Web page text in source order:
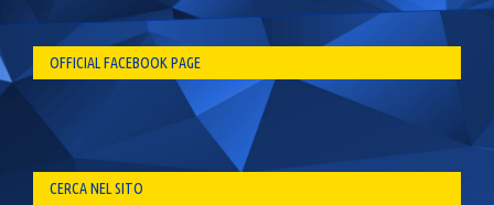
OFFICIAL FACEBOOK PAGE
CERCA NEL SITO